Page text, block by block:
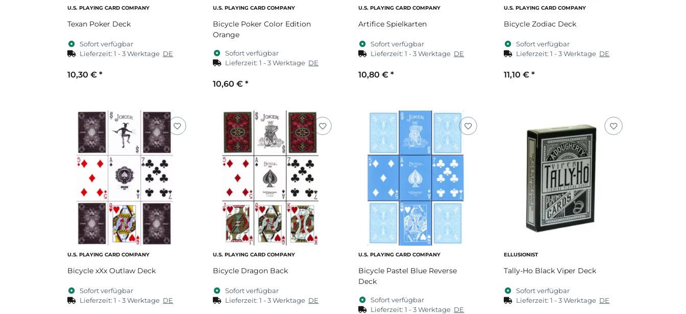
U.S. PLAYING CARD COMPANY
Texan Poker Deck
Sofort verfügbar
Lieferzeit:1 - 3 Werktage DE
10,30 € *
U.S. PLAYING CARD COMPANY
Bicycle Poker Color Edition
Orange
Sofort verfügbar
Lieferzeit:1 - 3 Werktage DE
10,60 € *
U.S. PLAYING CARD COMPANY
Artifice Spielkarten
Sofort verfügbar
Lieferzeit:1 - 3 Werktage DE
10,80 € *
U.S. PLAYING CARD COMPANY
Bicycle Zodiac Deck
Sofort verfügbar
Lieferzeit:1 - 3 Werktage DE
11,10 € *
U.S. PLAYING CARD COMPANY
Bicycle xXx Outlaw Deck
Sofort verfügbar
Lieferzeit:1 - 3 Werktage DE
U.S. PLAYING CARD COMPANY
Bicycle Dragon Back
Sofort verfügbar
Lieferzeit:1 - 3 Werktage DE
U.S. PLAYING CARD COMPANY
Bicycle Pastel Blue Reverse
Deck
Sofort verfügbar
Lieferzeit:1 - 3 Werktage DE
ELLUSIONIST
Tally-Ho Black Viper Deck
Sofort verfügbar
Lieferzeit:1 - 3 Werktage DE